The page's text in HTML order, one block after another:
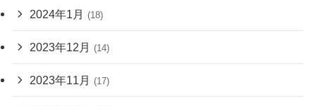
2024年1月 (18)
2023年12月 (14)
2023年11月 (17)